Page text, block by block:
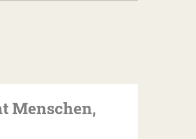
Menschen,